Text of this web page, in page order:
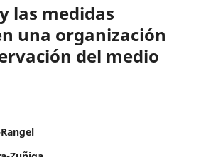
las medidas
una organización
del medio